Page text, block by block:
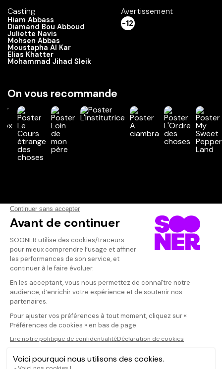
Casting
Hiam Abbass
Diamand Bou Abboud
Juliette Navis
Mohsen Abbas
Moustapha Al Kar
Elias Khatter
Mohammad Jihad Sleik
Avertissement
-12
On vous recommande
Vos avis
Donnez votre avis
Votre note
Votre commentaire
Il faut vous connecter pour
publier un avis
CONNEXION